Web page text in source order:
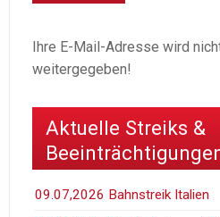
Ihre E-Mail-Adresse wird
weitergegeben!
Aktuelle Streiks &
09.07,2026 Bahnstreik Italien